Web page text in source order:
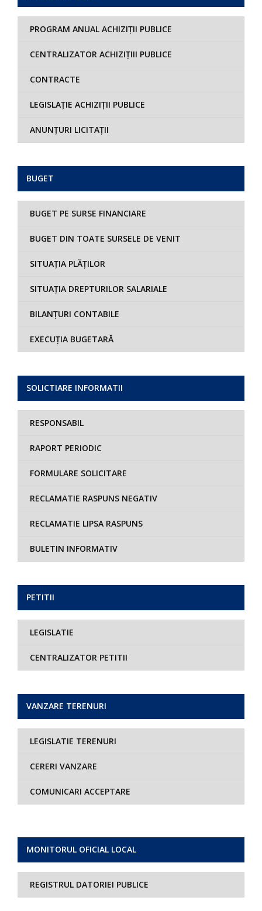
MONITORUL OFICIAL LOCAL
REGISTRUL DATORIEI PUBLICE
PROGRAM ANUAL ACHIZIȚII PUBLICE
CENTRALIZATOR ACHIZIȚIII PUBLICE
CONTRACTE
LEGISLAȚIE ACHIZIȚII PUBLICE
ANUNȚURI LICITAȚII
BUGET
BUGET PE SURSE FINANCIARE
BUGET DIN TOATE SURSELE DE VENIT
SITUAȚIA PLĂȚILOR
SITUAȚIA DREPTURILOR SALARIALE
BILANȚURI CONTABILE
EXECUȚIA BUGETARĂ
SOLICTIARE INFORMATII
RESPONSABIL
RAPORT PERIODIC
FORMULARE SOLICITARE
RECLAMATIE RASPUNS NEGATIV
RECLAMATIE LIPSA RASPUNS
BULETIN INFORMATIV
PETITII
LEGISLATIE
CENTRALIZATOR PETITII
VANZARE TERENURI
LEGISLATIE TERENURI
CERERI VANZARE
COMUNICARI ACCEPTARE